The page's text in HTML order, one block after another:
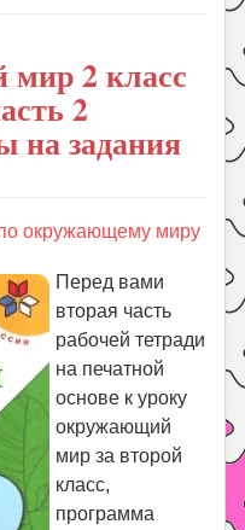
2 класс
2
на задания
окружающему миру
Перед вами
вторая часть
рабочей тетради
на печатной
основе к уроку
окружающий
мир за второй
класс,
программа